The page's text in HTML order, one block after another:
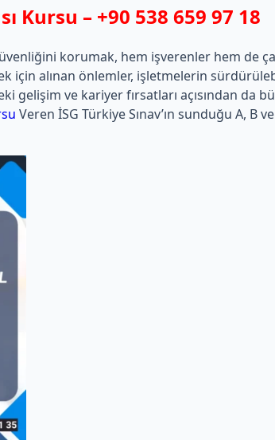
Kursu – +90 538 659 97 18
korumak, hem işverenler hem de
için alınan önlemler, işletmelerin
gelişim ve kariyer fırsatları açısından da
Veren İSG Türkiye Sınav’ın sunduğu A, B